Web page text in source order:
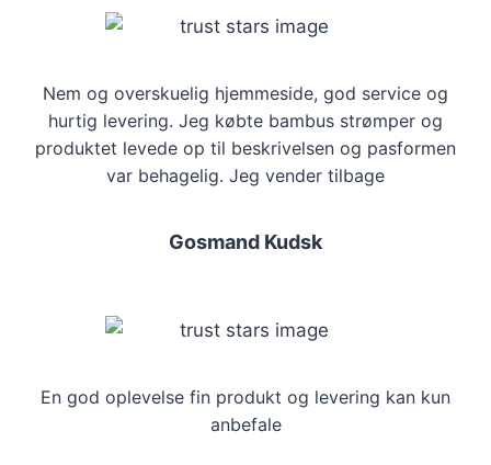
varianter.
vælges
varesiden
varianter.
vælges
på
varesiden
Nem og overskuelig hjemmeside, god service og
hurtig levering. Jeg købte bambus strømper og
produktet levede op til beskrivelsen og pasformen
var behagelig. Jeg vender tilbage
Gosmand Kudsk
En god oplevelse fin produkt og levering kan kun
anbefale